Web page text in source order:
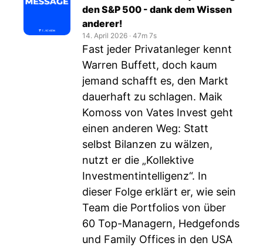
den S&P 500 - dank dem Wissen
anderer!
14. April 2026 ‧ 47m 7s
Fast jeder Privatanleger kennt
Warren Buffett, doch kaum
jemand schafft es, den Markt
dauerhaft zu schlagen. Maik
Komoss von Vates Invest geht
einen anderen Weg: Statt
selbst Bilanzen zu wälzen,
nutzt er die „Kollektive
Investmentintelligenz“. In
dieser Folge erklärt er, wie sein
Team die Portfolios von über
60 Top-Managern, Hedgefonds
und Family Offices in den USA